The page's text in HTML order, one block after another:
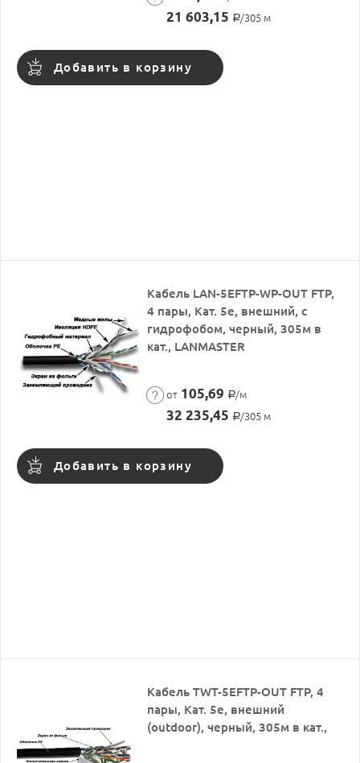
21 603,15 Р/305 м
Добавить в корзину
Кабель LAN-5EFTP-WP-OUT FTP,
4 пары, Кат. 5e, внешний, с
гидрофобом, черный, 305м в
кат., LANMASTER
от 105,69 Р/м
32 235,45 Р/305 м
Добавить в корзину
Кабель TWT-5EFTP-OUT FTP, 4
пары, Кат. 5e, внешний
(outdoor), черный, 305м в кат.,